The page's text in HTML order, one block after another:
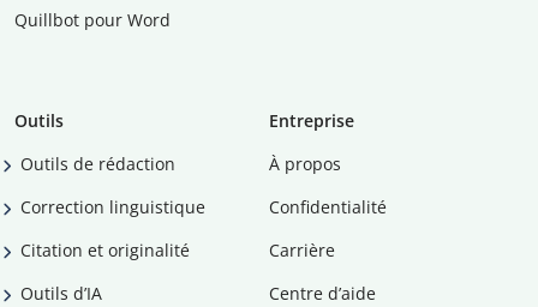
Quillbot pour Word
Outils
Outils de rédaction
Correction linguistique
Citation et originalité
Outils d’IA
Entreprise
À propos
Confidentialité
Carrière
Centre d’aide